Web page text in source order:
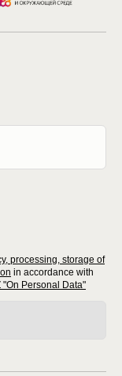
processing, storage of
in accordance with
Personal Data"